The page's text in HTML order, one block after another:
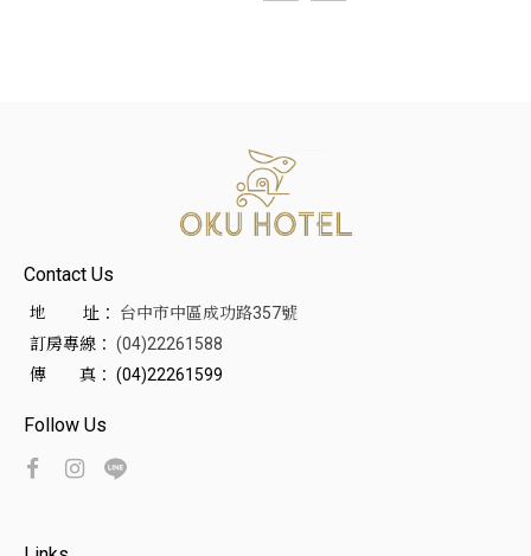
Contact Us
地 址：
台中市中區成功路357號
訂房專線： (04)22261588
傳 真： (04)22261599
Follow Us